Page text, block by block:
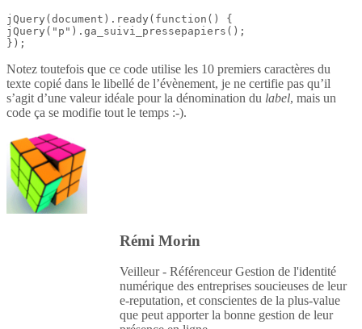
jQuery(document).ready(function() {
jQuery("p").ga_suivi_pressepapiers();
});
Notez toutefois que ce code utilise les 10 premiers caractères du
texte copié dans le libellé de l’évènement, je ne certifie pas qu’il
s’agit d’une valeur idéale pour la dénomination du label, mais un
code ça se modifie tout le temps :-).
Rémi Morin
Veilleur - Référenceur Gestion de l'identité
numérique des entreprises soucieuses de leur
e-reputation, et conscientes de la plus-value
que peut apporter la bonne gestion de leur